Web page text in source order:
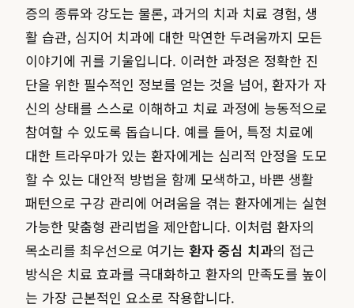
증의 종류와 강도는 물론, 과거의 치과 치료 경험, 생
활 습관, 심지어 치과에 대한 막연한 두려움까지 모든
이야기에 귀를 기울입니다. 이러한 과정은 정확한 진
단을 위한 필수적인 정보를 얻는 것을 넘어, 환자가 자
신의 상태를 스스로 이해하고 치료 과정에 능동적으로
참여할 수 있도록 돕습니다. 예를 들어, 특정 치료에
대한 트라우마가 있는 환자에게는 심리적 안정을 도모
할 수 있는 대안적 방법을 함께 모색하고, 바쁜 생활
패턴으로 구강 관리에 어려움을 겪는 환자에게는 실현
가능한 맞춤형 관리법을 제안합니다. 이처럼 환자의
목소리를 최우선으로 여기는 환자 중심 치과의 접근
방식은 치료 효과를 극대화하고 환자의 만족도를 높이
는 가장 근본적인 요소로 작용합니다.